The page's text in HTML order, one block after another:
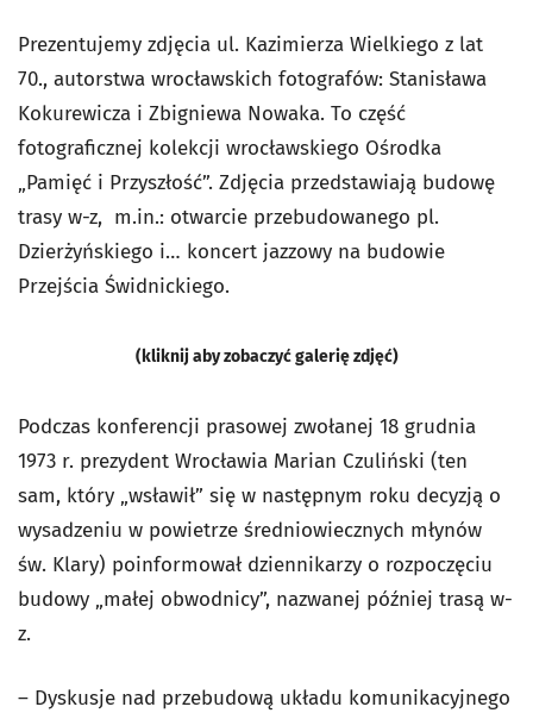
Prezentujemy zdjęcia ul. Kazimierza Wielkiego z lat
70., autorstwa wrocławskich fotografów: Stanisława
Kokurewicza i Zbigniewa Nowaka. To część
fotograficznej kolekcji wrocławskiego Ośrodka
„Pamięć i Przyszłość”. Zdjęcia przedstawiają budowę
trasy w-z, m.in.: otwarcie przebudowanego pl.
Dzierżyńskiego i… koncert jazzowy na budowie
Przejścia Świdnickiego.
(kliknij aby zobaczyć galerię zdjęć)
Podczas konferencji prasowej zwołanej 18 grudnia
1973 r. prezydent Wrocławia Marian Czuliński (ten
sam, który „wsławił” się w następnym roku decyzją o
wysadzeniu w powietrze średniowiecznych młynów
św. Klary) poinformował dziennikarzy o rozpoczęciu
budowy „małej obwodnicy”, nazwanej później trasą w-
z.
– Dyskusje nad przebudową układu komunikacyjnego